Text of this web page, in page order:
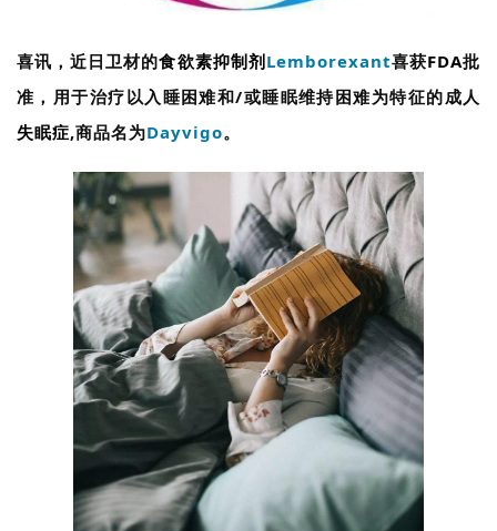
喜讯，近日卫材的食欲素抑制剂Lemborexant喜获FDA批
准，用于治疗以入睡困难和/或睡眠维持困难为特征的成人
失眠症,商品名为Dayvigo。